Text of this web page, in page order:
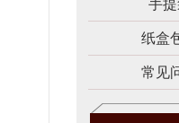
手
纸盒
常见